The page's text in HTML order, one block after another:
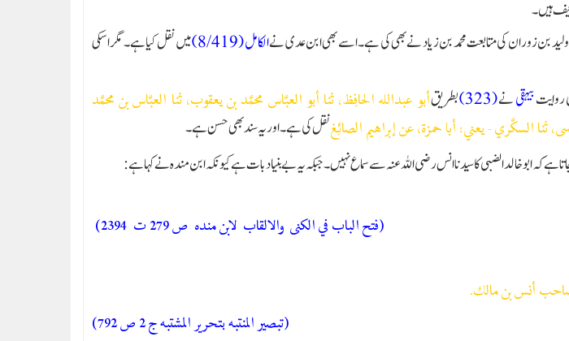
ہیں۔
بن زوران کی متابعت محمد بن زیاد نے بھی کی ہے۔ اسے بھی ابن عدی نےالکامل (8/419)
میں نقل کیا ہے۔ مگر اسکی
روایتبیہقینے(323) بطریقأبو عبدالله الحافِظ، ثنا أبو العبَّاس محمَّد بن يعقوب، ثنا العبَّاس بن محمَّد
ثنا السكَّري - يعني: أبا حمزة، عن إبراهيم الصائِغنقل کی ہے۔ اور یہ سند بھی حسن ہے۔
کہ ابو خالد الضبی کا سیدنا انس رضی اللہ عنہ سے سماع نہیں ۔ جبکہ یہ بے بنیاد بات ہے کیونکہ ابن مندہ نے کہا ہے :
(فتح الباب في الكنى والالقاب لابن منده ص 279 ت 2394)
صاحب أنس بن مالك.
(تبصير المنتبه بتحرير المشتبه ج 2 ص 792)